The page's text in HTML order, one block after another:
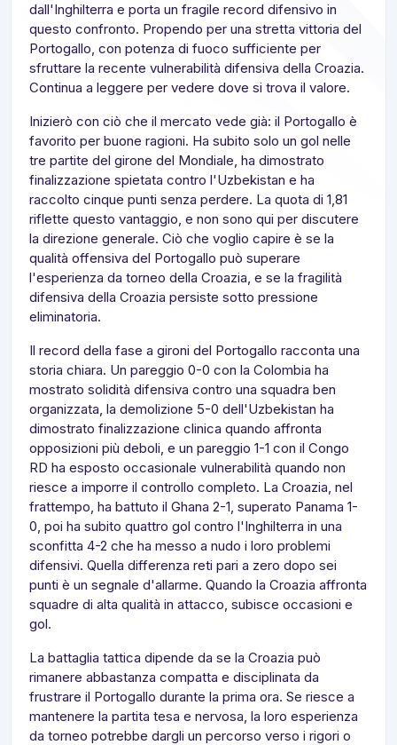
dall'Inghilterra e porta un fragile record difensivo in
questo confronto. Propendo per una stretta vittoria del
Portogallo, con potenza di fuoco sufficiente per
sfruttare la recente vulnerabilità difensiva della Croazia.
Continua a leggere per vedere dove si trova il valore.
Inizierò con ciò che il mercato vede già: il Portogallo è
favorito per buone ragioni. Ha subito solo un gol nelle
tre partite del girone del Mondiale, ha dimostrato
finalizzazione spietata contro l'Uzbekistan e ha
raccolto cinque punti senza perdere. La quota di 1,81
riflette questo vantaggio, e non sono qui per discutere
la direzione generale. Ciò che voglio capire è se la
qualità offensiva del Portogallo può superare
l'esperienza da torneo della Croazia, e se la fragilità
difensiva della Croazia persiste sotto pressione
eliminatoria.
Il record della fase a gironi del Portogallo racconta una
storia chiara. Un pareggio 0-0 con la Colombia ha
mostrato solidità difensiva contro una squadra ben
organizzata, la demolizione 5-0 dell'Uzbekistan ha
dimostrato finalizzazione clinica quando affronta
opposizioni più deboli, e un pareggio 1-1 con il Congo
RD ha esposto occasionale vulnerabilità quando non
riesce a imporre il controllo completo. La Croazia, nel
frattempo, ha battuto il Ghana 2-1, superato Panama 1-
0, poi ha subito quattro gol contro l'Inghilterra in una
sconfitta 4-2 che ha messo a nudo i loro problemi
difensivi. Quella differenza reti pari a zero dopo sei
punti è un segnale d'allarme. Quando la Croazia affronta
squadre di alta qualità in attacco, subisce occasioni e
gol.
La battaglia tattica dipende da se la Croazia può
rimanere abbastanza compatta e disciplinata da
frustrare il Portogallo durante la prima ora. Se riesce a
mantenere la partita tesa e nervosa, la loro esperienza
da torneo potrebbe dargli un percorso verso i rigori o